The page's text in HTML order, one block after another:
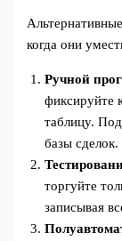
когда они
Ручной
фиксируйте
таблицу.
базы сделок.
торгуйте
записывая